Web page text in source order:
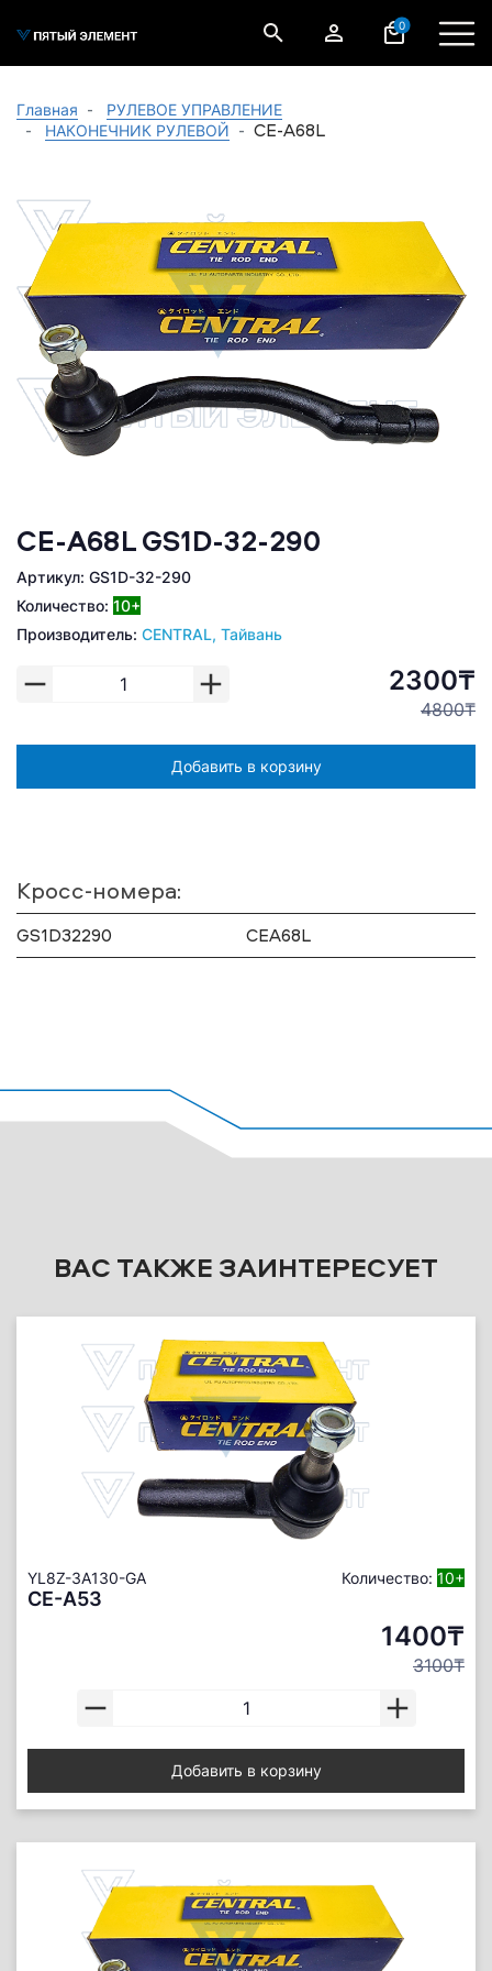
0
Главная
РУЛЕВОЕ УПРАВЛЕНИЕ
НАКОНЕЧНИК РУЛЕВОЙ
CE-A68L
CE-A68L GS1D-32-290
Артикул: GS1D-32-290
Количество: 10+
Производитель: CENTRAL, Тайвань
2300₸
4800₸
Добавить в корзину
Кросс-номера:
GS1D32290 CEA68L
ВАС ТАКЖЕ ЗАИНТЕРЕСУЕТ
YL8Z-3A130-GA Количество: 10+
CE-A53
1400₸
3100₸
Добавить в корзину